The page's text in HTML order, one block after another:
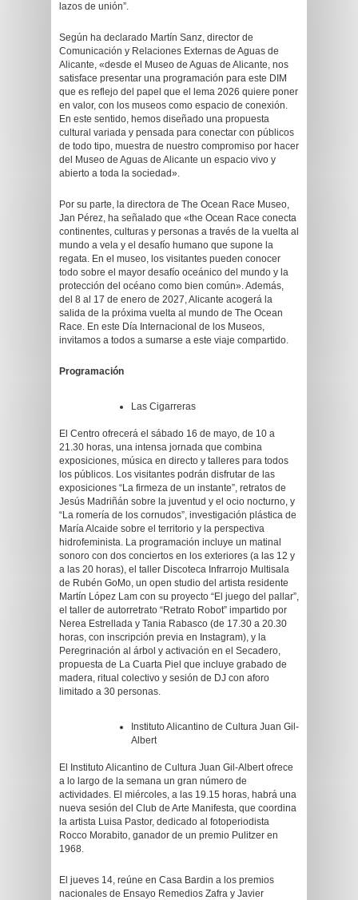
lazos de unión”.
Según ha declarado Martín Sanz, director de
Comunicación y Relaciones Externas de Aguas de
Alicante, «desde el Museo de Aguas de Alicante, nos
satisface presentar una programación para este DIM
que es reflejo del papel que el lema 2026 quiere poner
en valor, con los museos como espacio de conexión.
En este sentido, hemos diseñado una propuesta
cultural variada y pensada para conectar con públicos
de todo tipo, muestra de nuestro compromiso por hacer
del Museo de Aguas de Alicante un espacio vivo y
abierto a toda la sociedad».
Por su parte, la directora de The Ocean Race Museo,
Jan Pérez, ha señalado que «the Ocean Race conecta
continentes, culturas y personas a través de la vuelta al
mundo a vela y el desafío humano que supone la
regata. En el museo, los visitantes pueden conocer
todo sobre el mayor desafío oceánico del mundo y la
protección del océano como bien común». Además,
del 8 al 17 de enero de 2027, Alicante acogerá la
salida de la próxima vuelta al mundo de The Ocean
Race. En este Día Internacional de los Museos,
invitamos a todos a sumarse a este viaje compartido.
Programación
Las Cigarreras
El Centro ofrecerá el sábado 16 de mayo, de 10 a
21.30 horas, una intensa jornada que combina
exposiciones, música en directo y talleres para todos
los públicos. Los visitantes podrán disfrutar de las
exposiciones “La firmeza de un instante”, retratos de
Jesús Madriñán sobre la juventud y el ocio nocturno, y
“La romería de los cornudos”, investigación plástica de
María Alcaide sobre el territorio y la perspectiva
hidrofeminista. La programación incluye un matinal
sonoro con dos conciertos en los exteriores (a las 12 y
a las 20 horas), el taller Discoteca Infrarrojo Multisala
de Rubén GoMo, un open studio del artista residente
Martín López Lam con su proyecto “El juego del pallar”,
el taller de autorretrato “Retrato Robot” impartido por
Nerea Estrellada y Tania Rabasco (de 17.30 a 20.30
horas, con inscripción previa en Instagram), y la
Peregrinación al árbol y activación en el Secadero,
propuesta de La Cuarta Piel que incluye grabado de
madera, ritual colectivo y sesión de DJ con aforo
limitado a 30 personas.
Instituto Alicantino de Cultura Juan Gil-
Albert
El Instituto Alicantino de Cultura Juan Gil-Albert ofrece
a lo largo de la semana un gran número de
actividades. El miércoles, a las 19.15 horas, habrá una
nueva sesión del Club de Arte Manifesta, que coordina
la artista Luisa Pastor, dedicado al fotoperiodista
Rocco Morabito, ganador de un premio Pulitzer en
1968.
El jueves 14, reúne en Casa Bardin a los premios
nacionales de Ensayo Remedios Zafra y Javier